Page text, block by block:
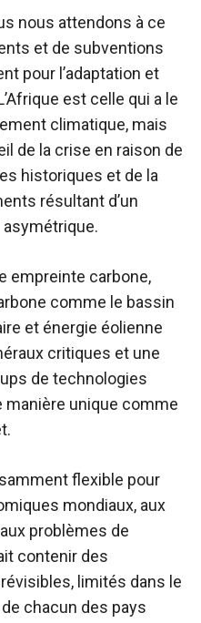
nous attendons à ce
et de subventions
pour l’adaptation et
est celle qui a le
climatique, mais
de la crise en raison de
historiques et de la
résultant d’un
empreinte carbone,
comme le bassin
et énergie éolienne
critiques et une
de technologies
manière unique comme
flexible pour
mondiaux, aux
problèmes de
contenir des
limités dans le
chacun des pays